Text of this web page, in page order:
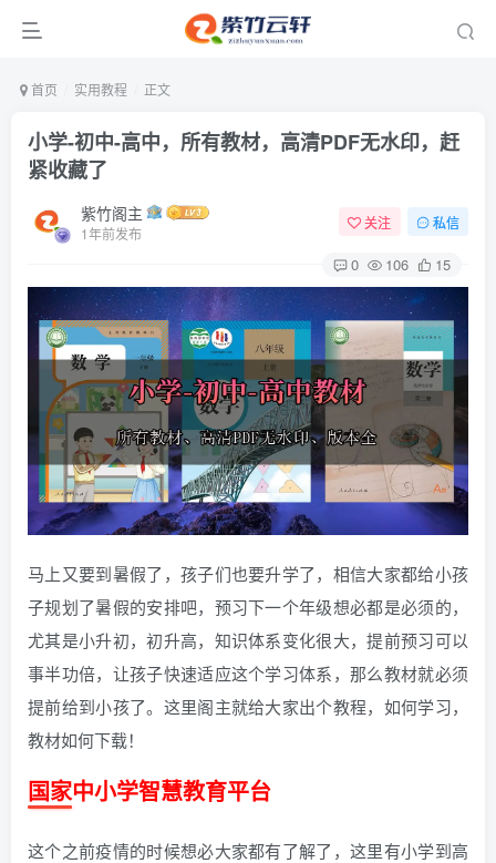
首页 实用教程 正文
小学-初中-高中，所有教材，高清PDF无水印，赶
紧收藏了
紫竹阁主
1年前发布
关注 私信
0 106 15
马上又要到暑假了，孩子们也要升学了，相信大家都给小孩
子规划了暑假的安排吧，预习下一个年级想必都是必须的，
尤其是小升初，初升高，知识体系变化很大，提前预习可以
事半功倍，让孩子快速适应这个学习体系，那么教材就必须
提前给到小孩了。这里阁主就给大家出个教程，如何学习，
教材如何下载！
国家中小学智慧教育平台
这个之前疫情的时候想必大家都有了解了，这里有小学到高